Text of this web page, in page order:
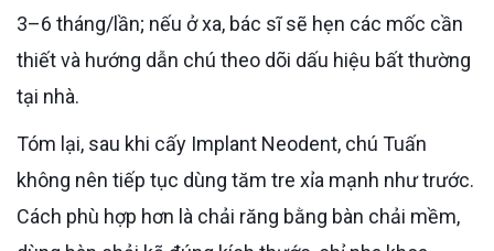
3–6 tháng/lần; nếu ở xa, bác sĩ sẽ hẹn các mốc cần
thiết và hướng dẫn chú theo dõi dấu hiệu bất thường
tại nhà.
Tóm lại, sau khi cấy Implant Neodent, chú Tuấn
không nên tiếp tục dùng tăm tre xỉa mạnh như trước.
Cách phù hợp hơn là chải răng bằng bàn chải mềm,